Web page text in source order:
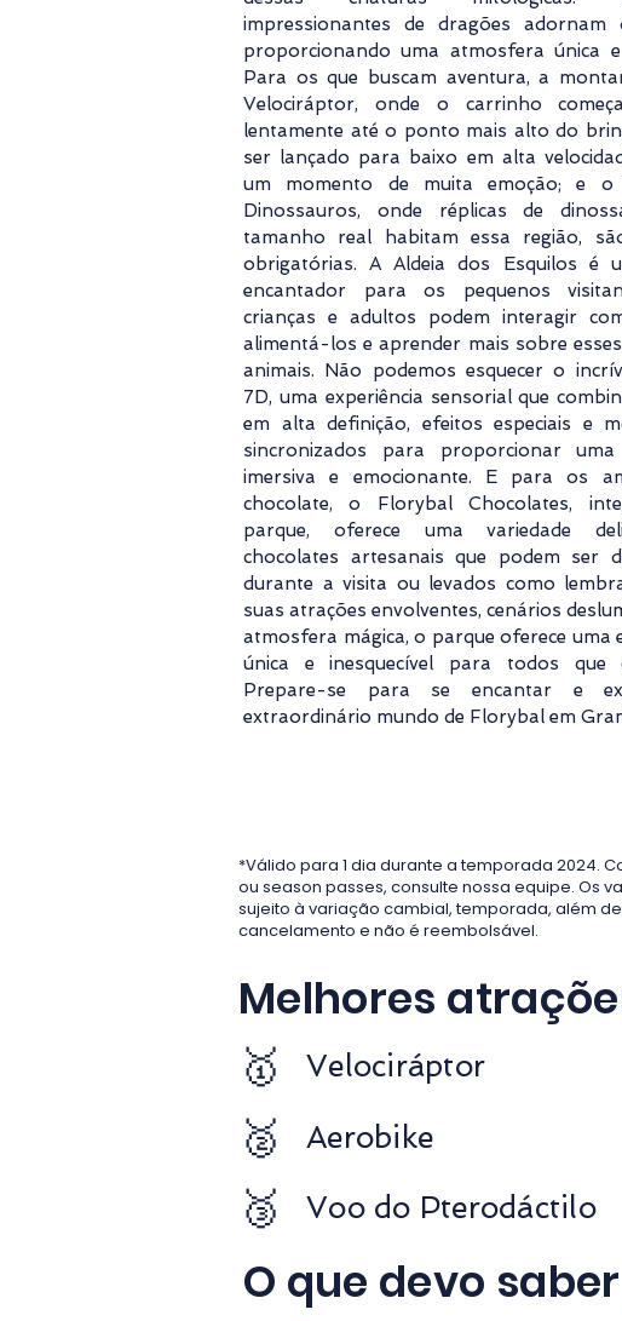
impressionantes de dragões adornam
proporcionando uma atmosfera única e
Para os que buscam aventura, a
Velociráptor, onde o carrinho
lentamente até o ponto mais alto do
ser lançado para baixo em alta
um momento de muita emoção; e o
Dinossauros, onde réplicas de
tamanho real habitam essa região,
obrigatórias. A Aldeia dos Esquilos é
encantador para os pequenos
crianças e adultos podem interagir
alimentá-los e aprender mais sobre
animais. Não podemos esquecer o
7D, uma experiência sensorial que
em alta definição, efeitos especiais e
sincronizados para proporcionar uma
imersiva e emocionante. E para os
chocolate, o Florybal Chocolates,
parque, oferece uma variedade
chocolates artesanais que podem ser
durante a visita ou levados como
suas atrações envolventes, cenários
atmosfera mágica, o parque oferece uma
única e inesquecível para todos que
Prepare-se para se encantar e
extraordinário mundo de Florybal em
*Válido para 1 dia durante a temporada 2024.
ou season passes, consulte nossa equipe. Os
sujeito à variação cambial, temporada, além
cancelamento e não é reembolsável.
Melhores
🥇
Velociráptor
🥈 Aerobike
🥉 Voo do Pterodáctilo
O que devo